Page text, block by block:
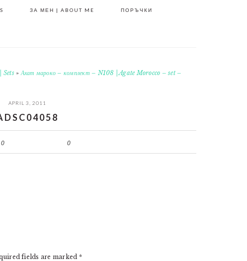
ЗА МЕН | ABOUT ME ПОРЪЧКИ
Sets»Ахат мароко – комплект – N108 | Agate Morocco – set –
APRIL 3, 2011
0 0
fields are marked *